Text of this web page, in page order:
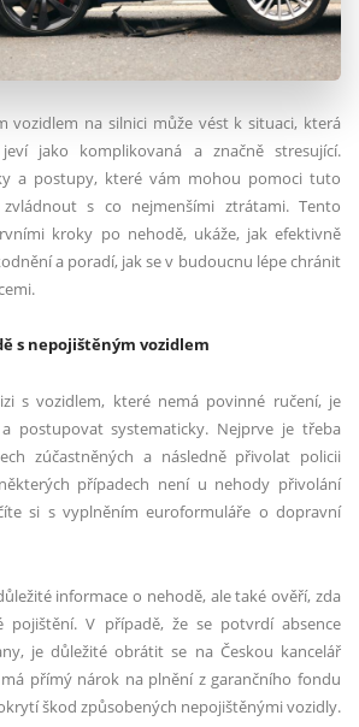
vozidlem na silnici může vést k situaci, která
jako komplikovaná a značně stresující.
a postupy, které vám mohou pomoci tuto
s co nejmenšími ztrátami. Tento
kroky po nehodě, ukáže, jak efektivně
a poradí, jak se v budoucnu lépe chránit
s nepojištěným vozidlem
s vozidlem, které nemá povinné ručení, je
postupovat systematicky. Nejprve je třeba
zúčastněných a následně přivolat policii
případech není u nehody přivolání
si s vyplněním euroformuláře o dopravní
informace o nehodě, ale také ověří, zda
pojištění. V případě, že se potvrdí absence
je důležité obrátit se na Českou kancelář
přímý nárok na plnění z garančního fondu
škod způsobených nepojištěnými vozidly.